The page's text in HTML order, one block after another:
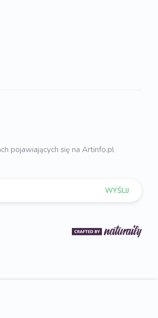
pojawiających się na Artinfo.pl
WYŚLIJ